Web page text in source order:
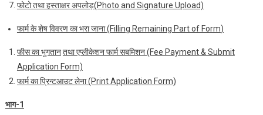
फोटो तथा हस्ताक्षर अपलोड़(Photo and Signature Upload)
फार्म के शेष विवरण का भरा जाना(Filling Remaining Part of Form)
फीस का भुगतानतथा एप्‍लीकेशन फार्म सबमिशन(Fee Payment & Submit
Application Form)
फार्म का प्रि‍न्टआउट लेना(Print Application Form)
भाग-1